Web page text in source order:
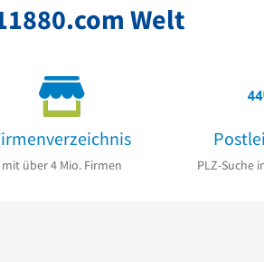
Welt
mit über 4 Mio. Firmen PLZ-Suche